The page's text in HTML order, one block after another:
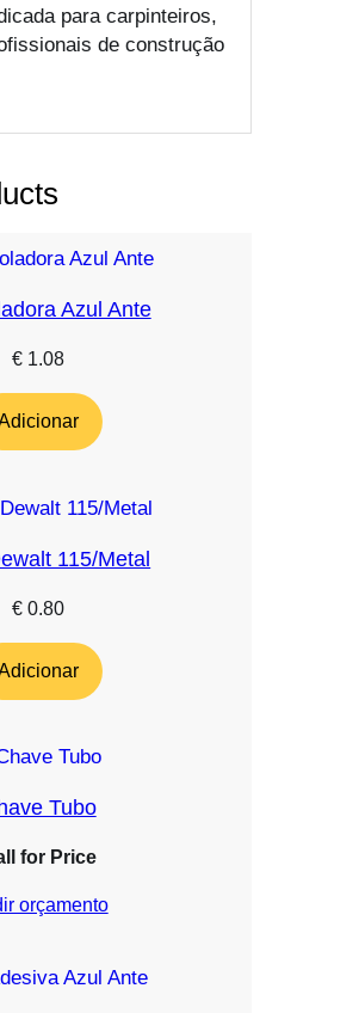
para carpinteiros,
de construção
Azul Ante
€ 1.08
115/Metal
€ 0.80
Tubo
for Price
orçamento